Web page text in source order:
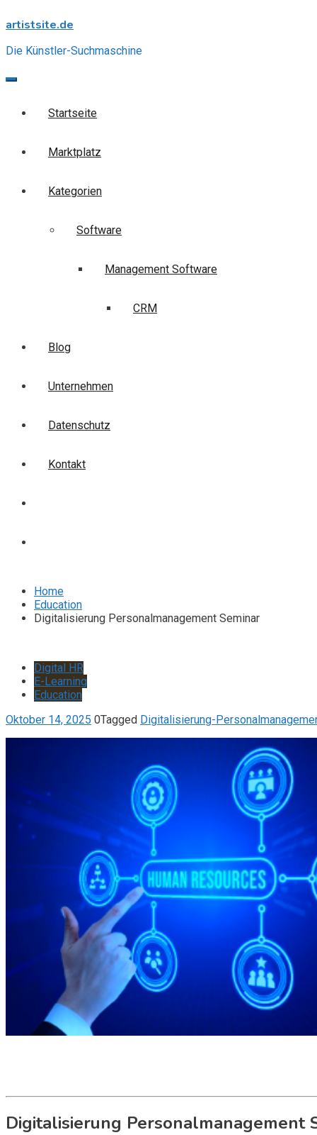
to
artistsite.de
Die Künstler-Suchmaschine
Startseite
Marktplatz
Kategorien
Software
Management Software
CRM
Blog
Unternehmen
Datenschutz
Kontakt
Home
Education
Digitalisierung Personalmanagement Seminar
Digital HR
E-Learning
Education
Oktober 14, 2025 0Tagged Digitalisierung-
Digitalisierung Personalmanagement